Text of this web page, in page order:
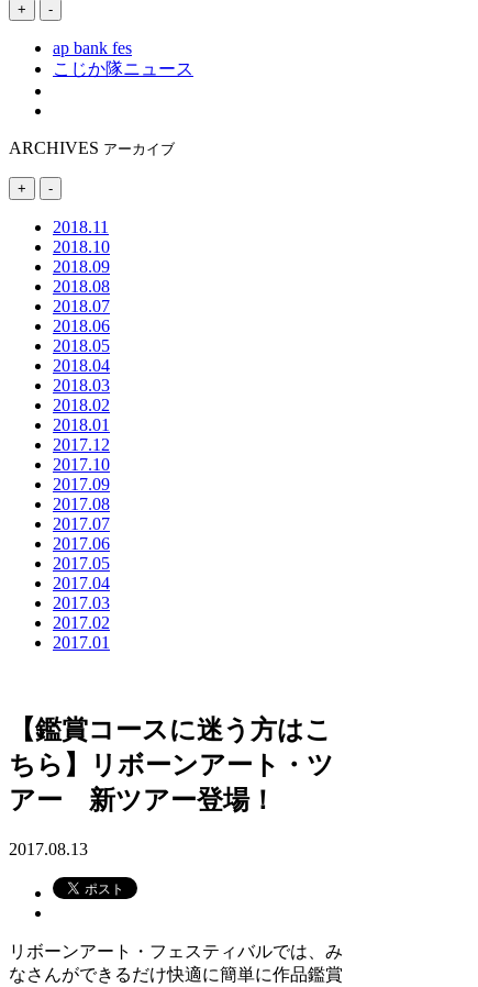
+ -
ap bank fes
こじか隊ニュース
ARCHIVES アーカイブ
+ -
2018.11
2018.10
2018.09
2018.08
2018.07
2018.06
2018.05
2018.04
2018.03
2018.02
2018.01
2017.12
2017.10
2017.09
2017.08
2017.07
2017.06
2017.05
2017.04
2017.03
2017.02
2017.01
【鑑賞コースに迷う方はこ
ちら】リボーンアート・ツ
アー 新ツアー登場！
2017.08.13
リボーンアート・フェスティバルでは、み
なさんができるだけ快適に簡単に作品鑑賞